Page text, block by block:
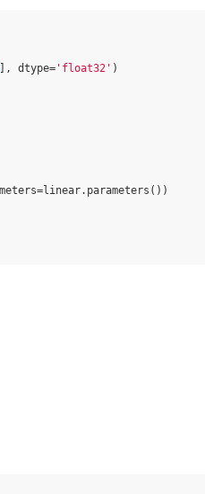
], dtype= 'float32' )
=linear. parameters ())